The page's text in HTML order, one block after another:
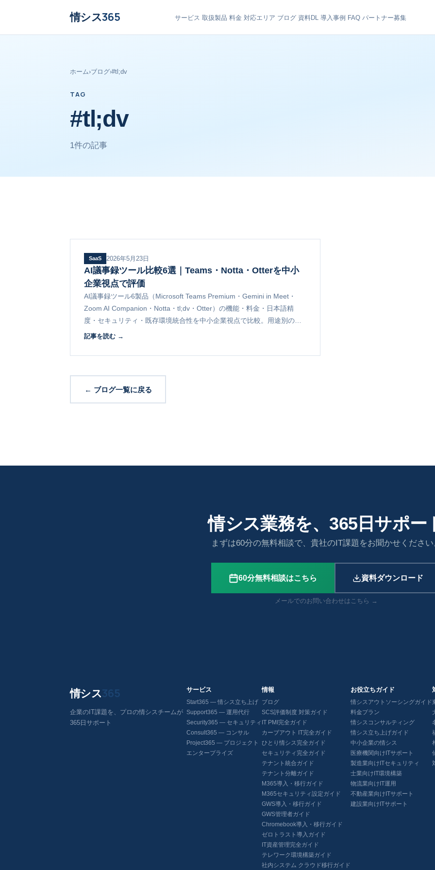
情シス365 サービス 取扱製品 料金 対応エリア ブログ 資料DL 導入事例 FAQ パートナー募集
ホーム›ブログ›#tl;dv
TAG
#tl;dv
1件の記事
SaaS 2026年5月23日
AI議事録ツール比較6選｜Teams・Notta・Otterを中小
企業視点で評価
AI議事録ツール6製品（Microsoft Teams Premium・Gemini in Meet・
Zoom AI Companion・Notta・tl;dv・Otter）の機能・料金・日本語精
度・セキュリティ・既存環境統合性を中小企業視点で比較。用途別の選
び方フレームワークと導入時の留意点までまとめます。
記事を読む →
← ブログ一覧に戻る
情シス業務を、365日サポー
まずは60分の無料相談で、貴社のIT課題をお聞かせください
60分無料相談はこちら 資料ダウンロード
メールでのお問い合わせはこちら →
情シス365
企業のIT課題を、プロの情シスチームが
365日サポート
サービス
Start365 — 情シス立ち上げ
Support365 — 運用代行
Security365 — セキュリティ
Consult365 — コンサル
Project365 — プロジェクト
エンタープライズ
情報
ブログ
SCS評価制度 対策ガイド
IT PMI完全ガイド
カーブアウト IT完全ガイド
ひとり情シス完全ガイド
セキュリティ完全ガイド
テナント統合ガイド
テナント分離ガイド
M365導入・移行ガイド
M365セキュリティ設定ガイド
GWS導入・移行ガイド
GWS管理者ガイド
Chromebook導入・移行ガイド
ゼロトラスト導入ガイド
IT資産管理完全ガイド
テレワーク環境構築ガイド
社内システム クラウド移行ガイド
お役立ちガイド
情シスアウトソーシングガイド
料金プラン
情シスコンサルティング
情シス立ち上げガイド
中小企業の情シス
医療機関向けITサポート
製造業向けITセキュリティ
士業向けIT環境構築
物流業向けIT運用
不動産業向けITサポート
建設業向けITサポート